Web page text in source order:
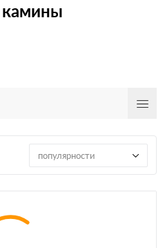
камины
популярности